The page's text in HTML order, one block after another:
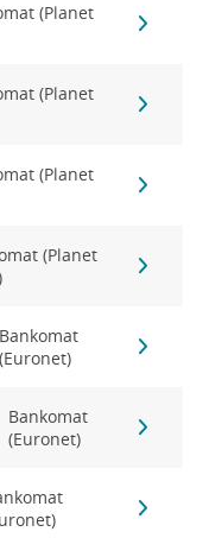
(Planet
(Planet
(Planet
(Planet
Bankomat
(Euronet)
Bankomat
(Euronet)